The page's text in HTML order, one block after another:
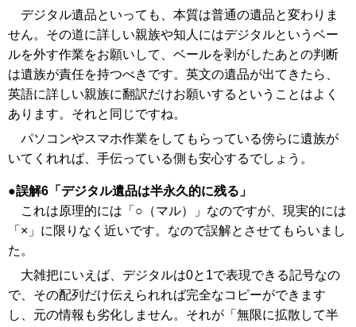
デジタル遺品といっても、本質は普通の遺品と変わりま
せん。その道に詳しい親族や知人にはデジタルというベー
ルを外す作業をお願いして、ベールを剥がしたあとの判断
は遺族が責任を持つべきです。英文の遺品が出てきたら、
英語に詳しい親族に翻訳だけお願いするということはよく
あります。それと同じですね。
パソコンやスマホ作業をしてもらっている傍らに遺族が
いてくれれば、手伝っている側も安心するでしょう。
誤解6「デジタル遺品は半永久的に残る」
これは原理的には「○（マル）」なのですが、現実的には
「×」に限りなく近いです。なので誤解とさせてもらいまし
た。
大雑把にいえば、デジタルは0と1で表現できる記号なの
で、その配列だけ伝えられれば完全なコピーができます
し、元の情報も劣化しません。それが「無限に拡散して半